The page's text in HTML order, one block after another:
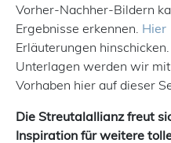
Vorher-Nachher-Bildern
Ergebnisse erkennen. Hier
Erläuterungen
Unterlagen werden wir
Vorhaben hier auf dieser
Die Streutalallianz freut
Inspiration für weitere